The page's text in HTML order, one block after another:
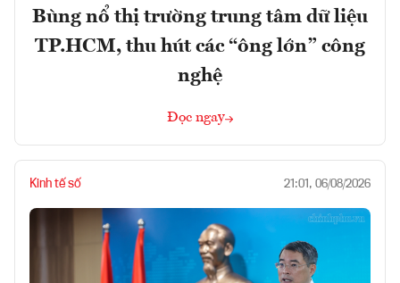
Bùng nổ thị trường trung tâm dữ liệu
TP.HCM, thu hút các “ông lớn” công
nghệ
Đọc ngay
Kinh tế số 21:01, 06/08/2026